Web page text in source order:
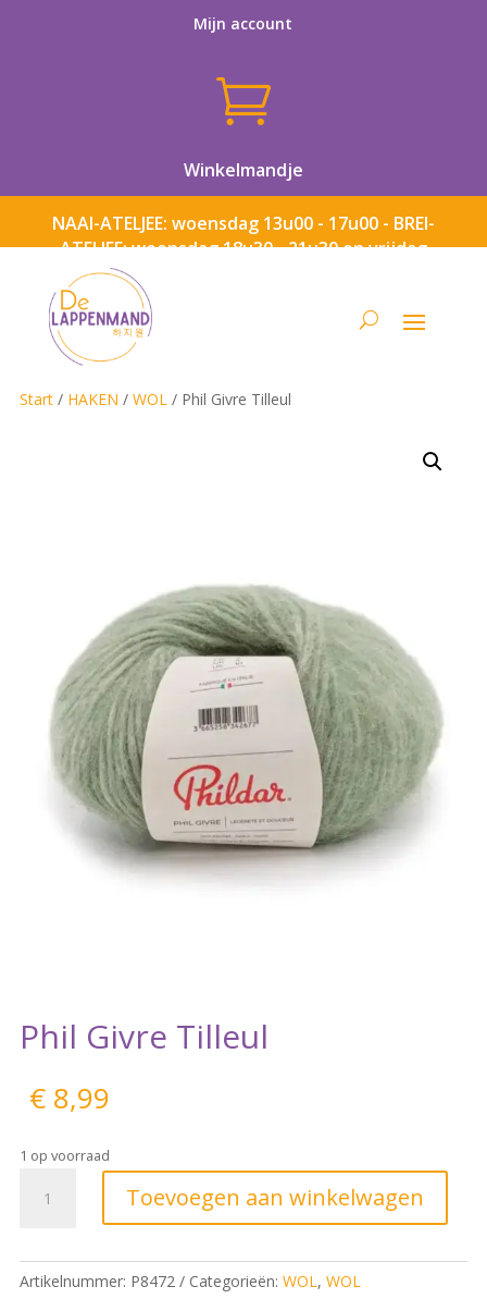
Mijn account

Winkelmandje
NAAI-ATELJEE: woensdag 13u00 - 17u00 - BREI-
ATELJEE: woensdag 18u30 - 21u30 en vrijdag
Start/ HAKEN / WOL / Phil Givre Tilleul
Phil Givre Tilleul
€8,99
1 op voorraad
Toevoegen aan winkelwagen
Artikelnummer: P8472 Categorieën: WOL , WOL